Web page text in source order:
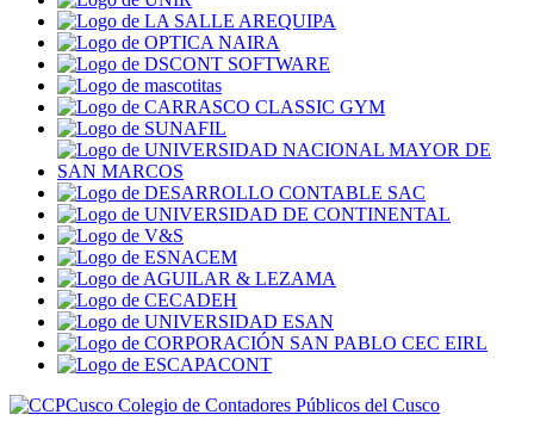
Colegio de Contadores Públicos del Cusco